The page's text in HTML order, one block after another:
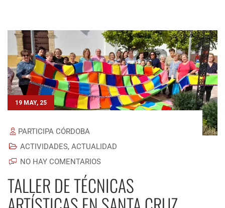
19 MAY, 25
PARTICIPA CÓRDOBA
ACTIVIDADES, ACTUALIDAD
NO HAY COMENTARIOS
TALLER DE TÉCNICAS